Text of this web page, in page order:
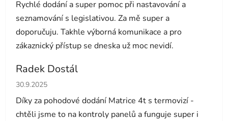
Rychlé dodání a super pomoc při nastavování a
seznamování s legislativou. Za mě super a
doporučuju. Takhle výborná komunikace a pro
zákaznický přístup se dneska už moc nevidí.
Radek Dostál
Hodnocení obchodu je 5 z 5 hvězdiček.
30.9.2025
Díky za pohodové dodání Matrice 4t s termovizí -
chtěli jsme to na kontroly panelů a funguje super i